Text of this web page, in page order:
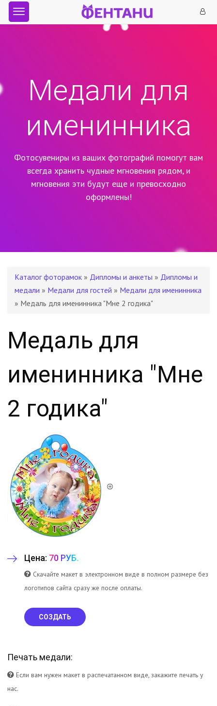
Медали для
именинника
Фотосувениры из ваших фотографий помогут вам
всегда хранить чудные мгновения рядом, и
мгновения эти будут еще и превосходно
оформлены!
Каталог фоторамок » Дипломы и анкеты » Дипломы и
медали » Медали для гостей » Медали для именинника
» Медаль для именинника "Мне 2 годика"
Медаль для
именинника "Мне
2 годика"
Цена: 70 РУБ.
Скачайте макет в электронном виде в полном размере без
логотипов сайта сразу же после оплаты.
СОЗДАТЬ
Печать медали:
Если вам нужен макет в распечатанном виде, закажите печать у
нас.